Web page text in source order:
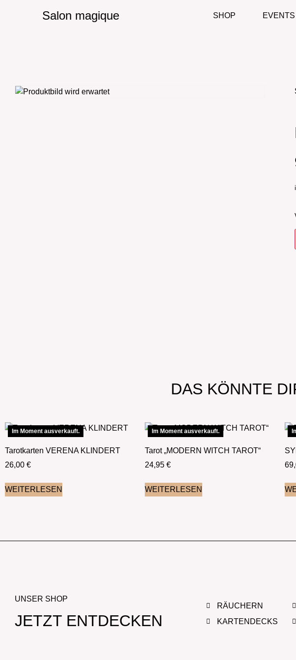
Salon magique SHOP EVENTS
DAS KÖNNTE
Im Moment ausverkauft.
Tarotkarten VERENA KLINDERT
26,00 €
WEITERLESEN
Im Moment ausverkauft.
Tarot „MODERN WITCH TAROT“
24,95 €
WEITERLESEN
UNSER SHOP
JETZT ENTDECKEN
RÄUCHERN
KARTENDECKS